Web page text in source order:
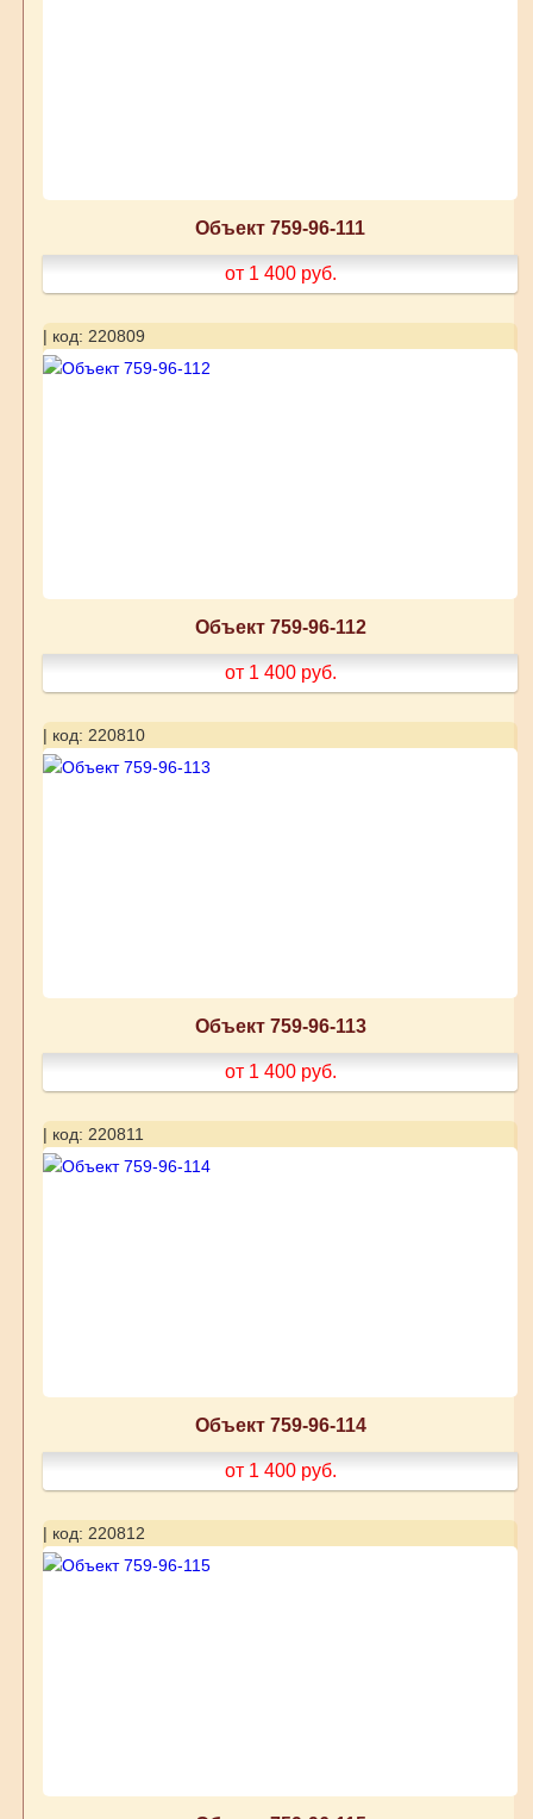
Объект 759-96-111
от 1 400 руб.
| код: 220809
Объект 759-96-112
от 1 400 руб.
| код: 220810
Объект 759-96-113
от 1 400 руб.
| код: 220811
Объект 759-96-114
от 1 400 руб.
| код: 220812